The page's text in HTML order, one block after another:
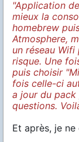
"Application
mieux la
homebrew
Atmosphere,
un réseau
risque. Une
puis choisir
fois celle-ci
a jour du
questions.
Et après, je